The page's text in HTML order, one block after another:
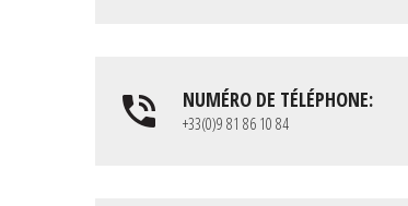
NUMÉRO DE TÉLÉPHONE:
+33(0)9 81 86 10 84